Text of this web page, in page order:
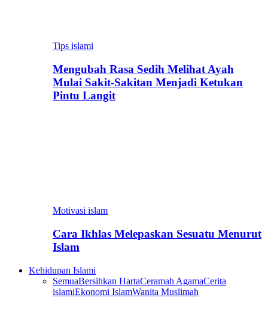
Tips islami
Mengubah Rasa Sedih Melihat Ayah
Mulai Sakit-Sakitan Menjadi Ketukan
Pintu Langit
Motivasi islam
Cara Ikhlas Melepaskan Sesuatu Menurut
Islam
Kehidupan Islami
SemuaBersihkan HartaCeramah AgamaCerita
islamiEkonomi IslamWanita Muslimah